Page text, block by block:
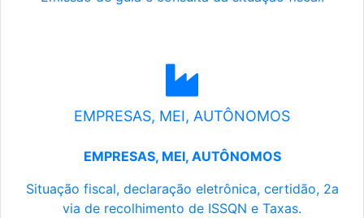
EMPRESAS, MEI, AUTÔNOMOS
EMPRESAS, MEI, AUTÔNOMOS
Situação fiscal, declaração eletrônica, certidão, 2a
via de recolhimento de ISSQN e Taxas.